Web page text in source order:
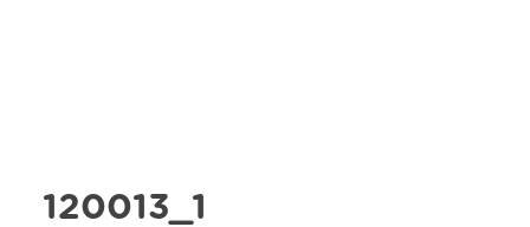
120013_1